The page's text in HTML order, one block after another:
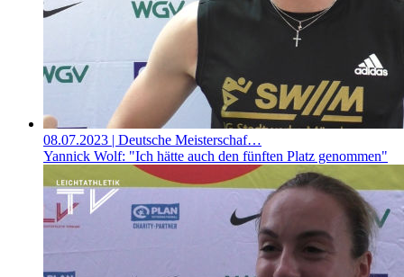
08.07.2023 | Deutsche Meisterschaf…
Yannick Wolf: "Ich hätte auch den fünften Platz genommen"